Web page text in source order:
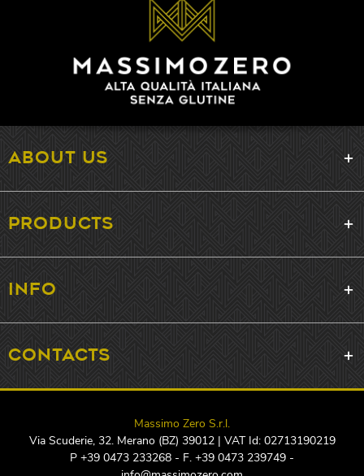
ABOUT US
PRODUCTS
INFO
CONTACTS
Massimo Zero S.r.l.
Via Scuderie, 32. Merano (BZ) 39012 | VAT Id: 02713190219
P +39 0473 233268 - F. +39 0473 239749 -